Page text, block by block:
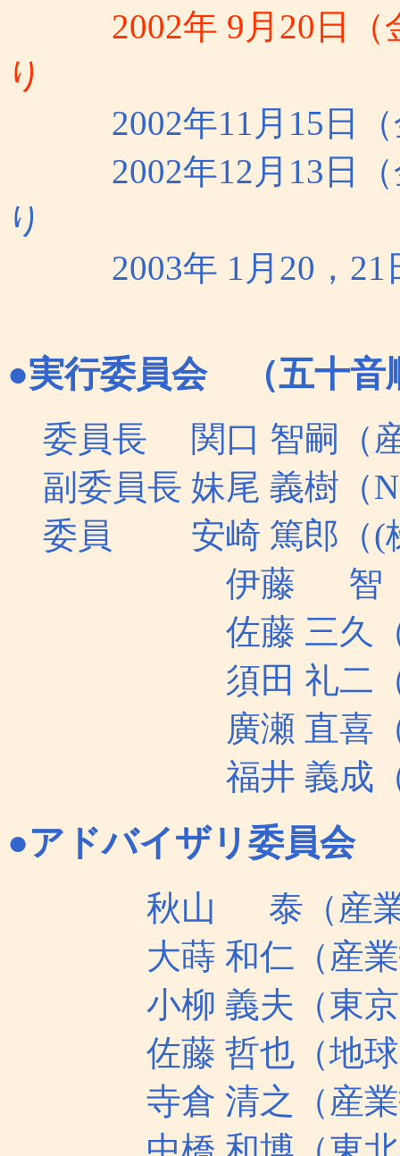
2002年 9月20日（金
り
2002年11月15日（
2002年12月13日（金
り
2003年 1月20，21日
●実行委員会 （五十音
委員長 関口 智嗣（
副委員長 妹尾 義樹（
委員 安崎 篤郎（(
伊藤 智（産業
佐藤 三久（筑
須田 礼二（東
廣瀬 直喜（航
福井 義成（理
●アドバイザリ委員会
秋山 泰（産業技
大蒔 和仁（産業技
小柳 義夫（東京
佐藤 哲也（地球シ
寺倉 清之（産業技